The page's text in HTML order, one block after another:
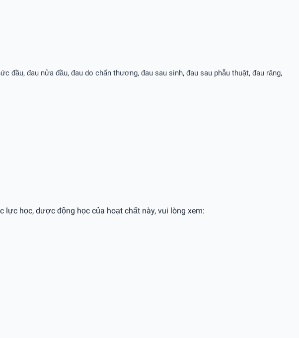
đau nửa đầu, đau do chấn thương, đau sau sinh, đau sau phẫu thuật, đau răng,
học, dược động học của hoạt chất này, vui lòng xem: